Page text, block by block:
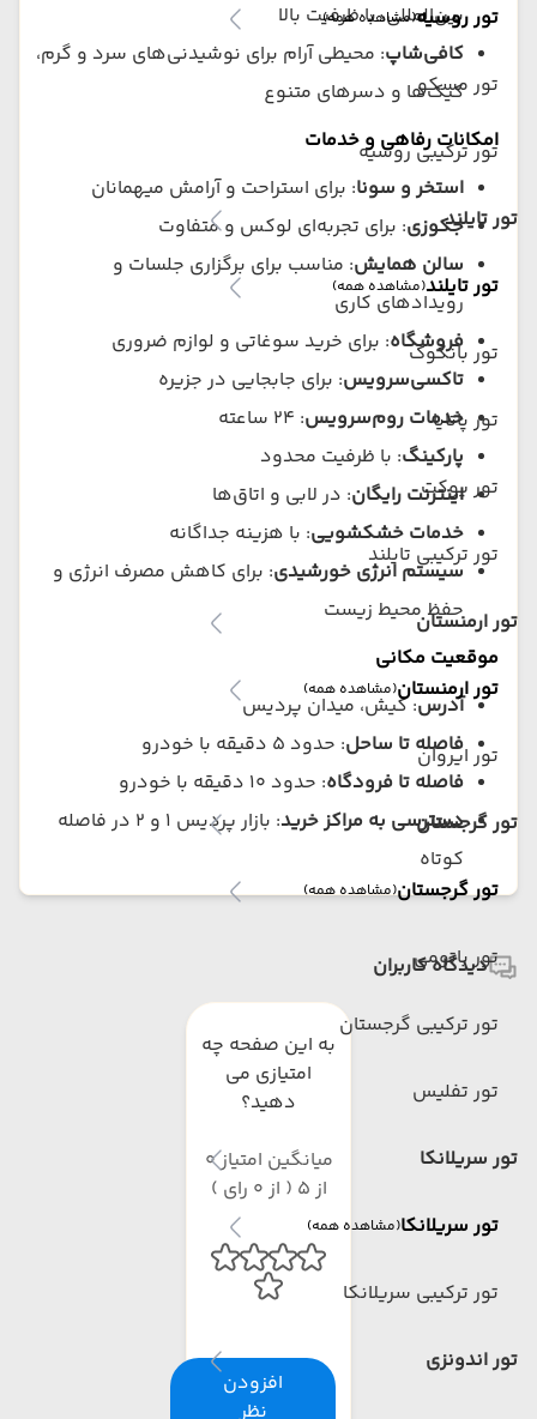
تور روسیه(مشاهده همه)
تور مسکو
تور ترکیبی روسیه
تور تایلند
تور تایلند(مشاهده همه)
تور بانکوک
تور پاتایا
تور پوکت
تور ترکیبی تایلند
تور ارمنستان
تور ارمنستان(مشاهده همه)
تور ایروان
تور گرجستان
تور گرجستان(مشاهده همه)
تور باتومی
تور ترکیبی گرجستان
تور تفلیس
تور سریلانکا
تور سریلانکا(مشاهده همه)
تور ترکیبی سریلانکا
تور اندونزی
بین‌المللی، با ظرفیت بالا
کافی‌شاپ: محیطی آرام برای نوشیدنی‌های سرد و گرم،
کیک‌ها و دسرهای متنوع
امکانات رفاهی و خدمات
استخر و سونا: برای استراحت و آرامش میهمانان
جکوزی: برای تجربه‌ای لوکس و متفاوت
سالن همایش: مناسب برای برگزاری جلسات و
رویدادهای کاری
فروشگاه: برای خرید سوغاتی و لوازم ضروری
تاکسی‌سرویس: برای جابجایی در جزیره
خدمات روم‌سرویس: ۲۴ ساعته
پارکینگ: با ظرفیت محدود
اینترنت رایگان: در لابی و اتاق‌ها
خدمات خشکشویی: با هزینه جداگانه
سیستم انرژی خورشیدی: برای کاهش مصرف انرژی و
حفظ محیط زیست
موقعیت مکانی
آدرس: کیش، میدان پردیس
فاصله تا ساحل: حدود ۵ دقیقه با خودرو
فاصله تا فرودگاه: حدود ۱۰ دقیقه با خودرو
دسترسی به مراکز خرید
: بازار پردیس ۱ و ۲ در فاصله
کوتاه
دیدگاه کاربران
به این صفحه چه
امتیازی می
دهید؟
میانگین امتیاز 0
از 5 ( از 0 رای )
افزودن
نظر